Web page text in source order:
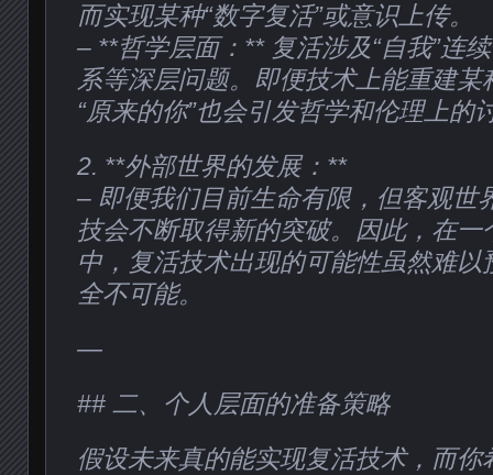
而实现某种“数字复活”或意识上传。
– **哲学层面：** 复活涉及“自我”连
系等深层问题。即便技术上能重建某
“原来的你”也会引发哲学和伦理上的
2. **外部世界的发展：**
– 即便我们目前生命有限，但客观世
技会不断取得新的突破。因此，在一
中，复活技术出现的可能性虽然难以
全不可能。
—
## 二、个人层面的准备策略
假设未来真的能实现复活技术，而你